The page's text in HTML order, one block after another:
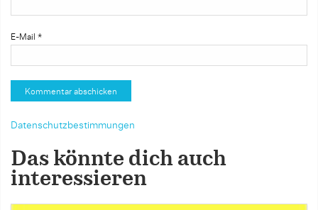
E-Mail *
Datenschutzbestimmungen
Das könnte dich auch
interessieren